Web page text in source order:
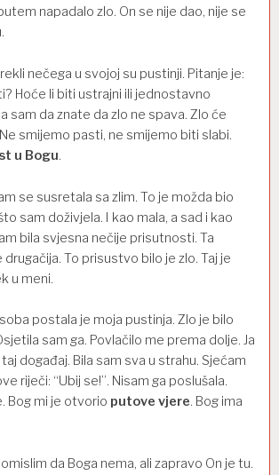
napadalo zlo. On se nije dao, nije se
nečega u svojoj su pustinji. Pitanje je:
Hoće li biti ustrajni ili jednostavno
sam da znate da zlo ne spava. Zlo će
smijemo pasti, ne smijemo biti slabi.
u Bogu.
se susretala sa zlim. To je možda bio
sam doživjela. I kao mala, a sad i kao
bila svjesna nečije prisutnosti. Ta
To prisustvo bilo je zlo. Taj je
u meni.
postala je moja pustinja. Zlo je bilo
sam ga. Povlačilo me prema dolje. Ja
događaj. Bila sam sva u strahu. Sjećam
riječi: “Ubij se!”. Nisam ga poslušala.
Bog mi je otvorio putove vjere. Bog ima
da Boga nema, ali zapravo On je tu.